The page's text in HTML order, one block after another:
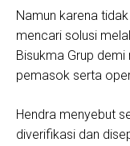
​Namun karena
mencari solusi
Bisukma Grup
pemasok serta
​Hendra menyebut
diverifikasi dan